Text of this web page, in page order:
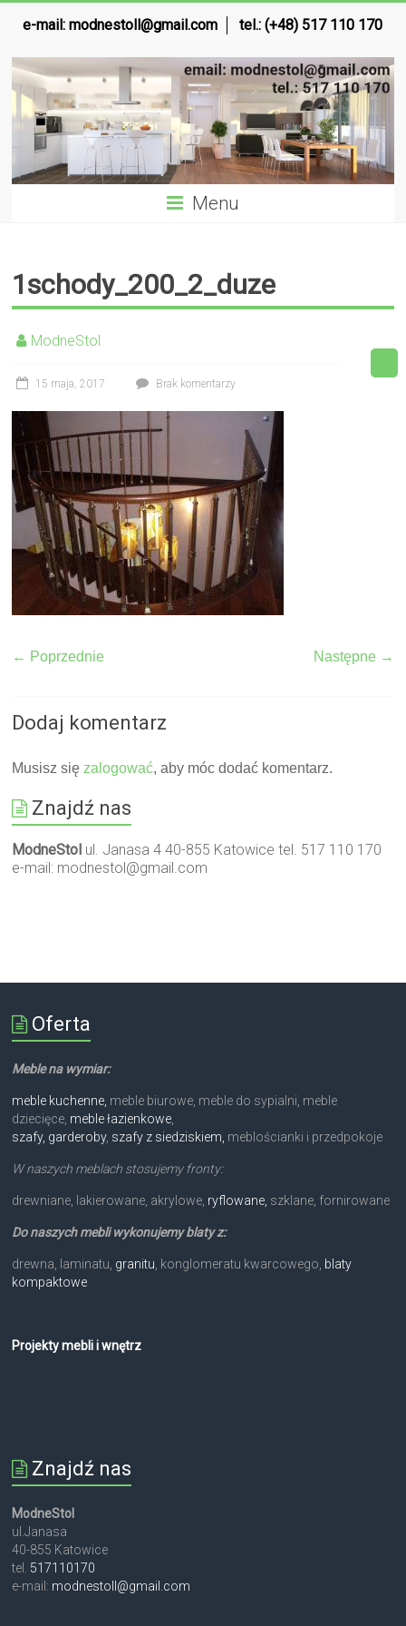
e-mail:modnestoll@gmail.com tel.: (+48) 517 110 170
Menu
1schody_200_2_duze
ModneStol
15 maja, 2017 Brak komentarzy
← Poprzednie Następne →
Dodaj komentarz
Musisz się zalogować, aby móc dodać komentarz.
Znajdź nas
ModneStol ul. Janasa 4 40-855 Katowice tel. 517 110 170
e-mail: modnestol@gmail.com
Oferta
Meble na wymiar:
meble kuchenne, meble biurowe, meble do sypialni, meble
dziecięce, meble łazienkowe,
szafy, garderoby, szafy z siedziskiem, meblościanki i przedpokoje
W naszych meblach stosujemy fronty:
drewniane, lakierowane, akrylowe, ryflowane, szklane, fornirowane
Do naszych mebli wykonujemy blaty z:
drewna, laminatu, granitu, konglomeratu kwarcowego, blaty
kompaktowe
Projekty mebli i wnętrz
Znajdź nas
ModneStol
ul.Janasa
40-855 Katowice
tel. 517110170
e-mail: modnestoll@gmail.com